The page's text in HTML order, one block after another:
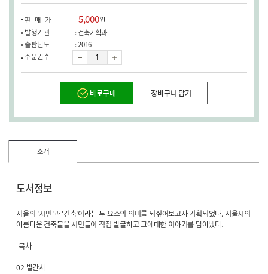
판매가 5,000원
발행기관
: 건축기획과
출판년도
: 2016
주문권수
량
바로구매 장바구니 담기
소개
도서정보
서울의 '시민'과 '건축'이라는 두 요소의 의미를 되짚어보고자 기획되었다. 서울시의
아름다운 건축물을 시민들이 직접 발굴하고 그에대한 이야기를 담아냈다.
-목차-
02 발간사